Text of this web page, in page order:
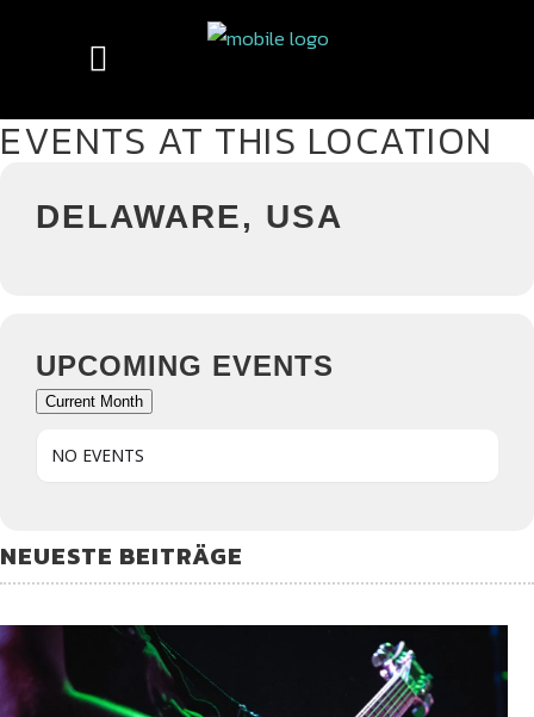
EVENTS AT THIS LOCATION
DELAWARE, USA
UPCOMING EVENTS
Current Month
NO EVENTS
NEUESTE BEITRÄGE